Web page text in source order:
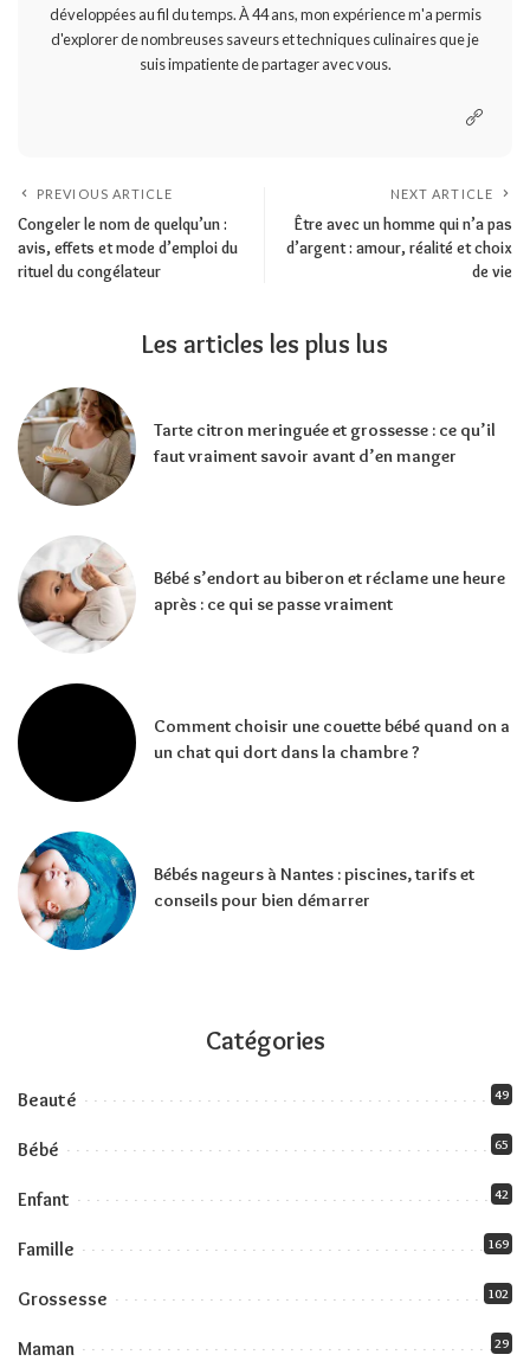
développées au fil du temps. À 44 ans, mon expérience m'a permis
d'explorer de nombreuses saveurs et techniques culinaires que je
suis impatiente de partager avec vous.
PREVIOUS ARTICLE
Congeler le nom de quelqu’un :
avis, effets et mode d’emploi du
rituel du congélateur
NEXT ARTICLE
Être avec un homme qui n’a pas
d’argent : amour, réalité et choix
de vie
Les articles les plus lus
Tarte citron meringuée et grossesse : ce qu’il
faut vraiment savoir avant d’en manger
Bébé s’endort au biberon et réclame une heure
après : ce qui se passe vraiment
Comment choisir une couette bébé quand on a
un chat qui dort dans la chambre ?
Bébés nageurs à Nantes : piscines, tarifs et
conseils pour bien démarrer
Catégories
Beauté 49
Bébé 65
Enfant 42
Famille 169
Grossesse 102
Maman 29